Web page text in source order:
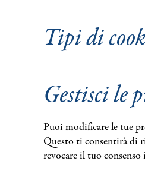
Tipi di
Gestisci le
Puoi modificare le tue
Questo ti consentirà di
revocare il tuo